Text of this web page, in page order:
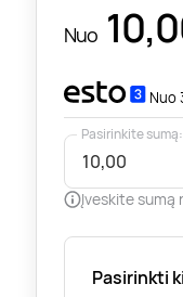
Nuo
Nuo
Pasirinkite sumą:
Įveskite sumą
Pasirinkti